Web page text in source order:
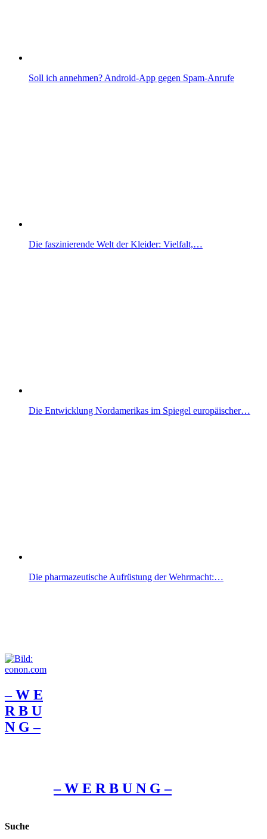
Soll ich annehmen? Android-App gegen Spam-Anrufe
Die faszinierende Welt der Kleider: Vielfalt,…
Die Entwicklung Nordamerikas im Spiegel europäischer…
Die pharmazeutische Aufrüstung der Wehrmacht:…
– W Ε
R Β U
Ν G –
– W Ε R Β U Ν G –
Suche